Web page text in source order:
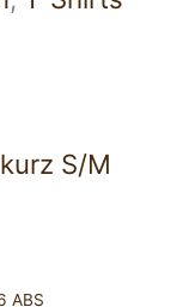
S/M